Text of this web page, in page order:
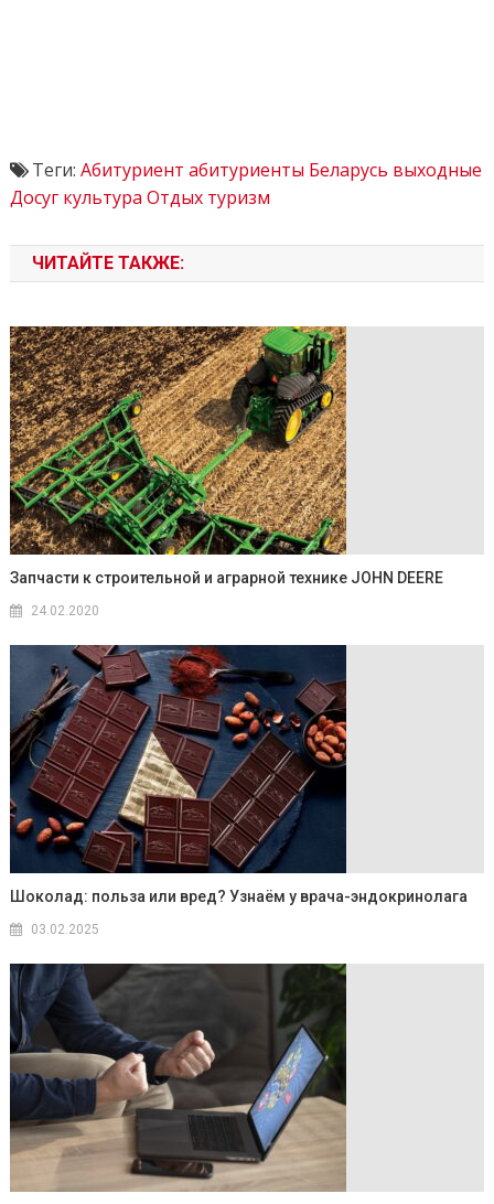
Теги: Абитуриент абитуриенты Беларусь выходные
Досуг культура Отдых туризм
ЧИТАЙТЕ ТАКЖЕ:
Запчасти к строительной и аграрной технике JOHN DEERE
24.02.2020
Шоколад: польза или вред? Узнаём у врача-эндокринолага
03.02.2025